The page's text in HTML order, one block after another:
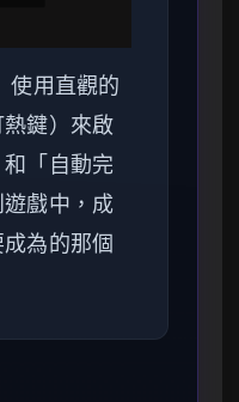
使用直觀的
鍵）來啟
「自動完
戲中，成
為的那個